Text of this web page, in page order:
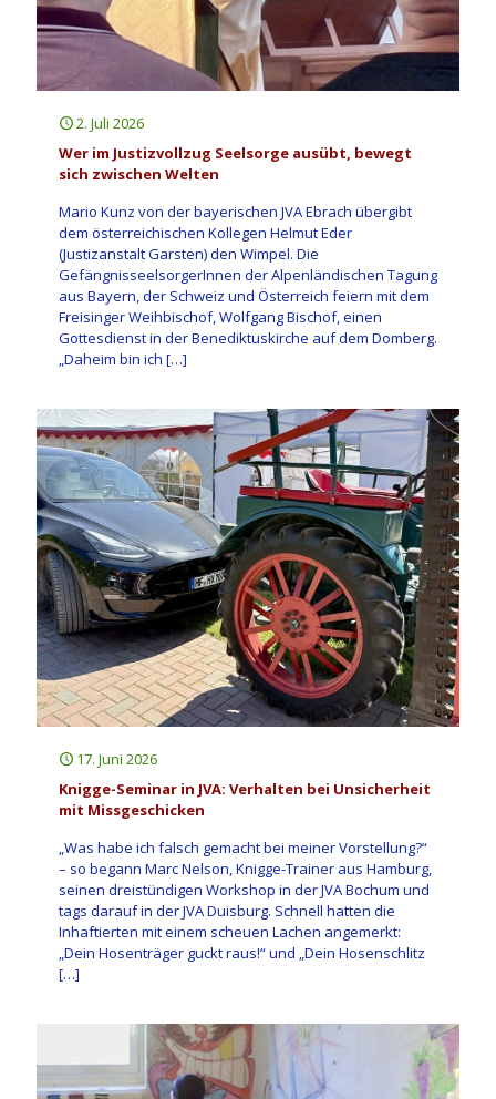
2. Juli 2026
Wer im Justizvollzug Seelsorge ausübt, bewegt
sich zwischen Welten
Mario Kunz von der bayerischen JVA Ebrach übergibt
dem österreichischen Kollegen Helmut Eder
(Justizanstalt Garsten) den Wimpel. Die
GefängnisseelsorgerInnen der Alpenländischen Tagung
aus Bayern, der Schweiz und Österreich feiern mit dem
Freisinger Weihbischof, Wolfgang Bischof, einen
Gottesdienst in der Benediktuskirche auf dem Domberg.
„Daheim bin ich […]
17. Juni 2026
Knigge-Seminar in JVA: Verhalten bei Unsicherheit
mit Missgeschicken
„Was habe ich falsch gemacht bei meiner Vorstellung?“
– so begann Marc Nelson, Knigge-Trainer aus Hamburg,
seinen dreistündigen Workshop in der JVA Bochum und
tags darauf in der JVA Duisburg. Schnell hatten die
Inhaftierten mit einem scheuen Lachen angemerkt:
„Dein Hosenträger guckt raus!“ und „Dein Hosenschlitz
[…]